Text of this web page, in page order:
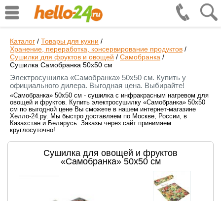
Каталог / Товары для кухни /
Хранение, переработка, консервирование продуктов /
Сушилки для фруктов и овощей / Самобранка /
Сушилка Самобранка 50x50 см
Электросушилка «Самобранка» 50x50 см. Купить у
официального дилера. Выгодная цена. Выбирайте!
«Самобранка» 50x50 см - сушилка с инфракрасным нагревом для
овощей и фруктов. Купить электросушилку «Самобранка» 50x50
см по выгодной цене Вы сможете в нашем интернет-магазине
Хелло-24.ру. Мы быстро доставляем по Москве, России, в
Казахстан и Беларусь. Заказы через сайт принимаем
круглосуточно!
Сушилка для овощей и фруктов
«Самобранка» 50x50 см